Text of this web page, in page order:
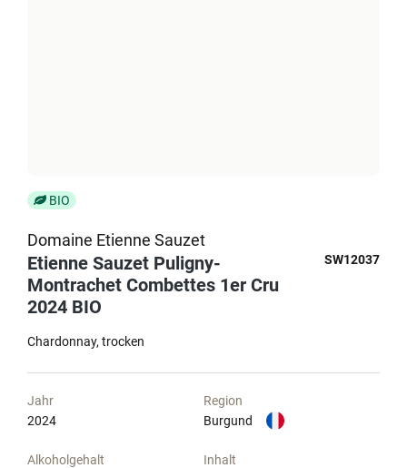
BIO
Domaine Etienne Sauzet
Etienne Sauzet Puligny-
Montrachet Combettes 1er Cru
2024 BIO
SW12037
Chardonnay trocken
Jahr
2024
Region
Burgund
Alkoholgehalt
Inhalt